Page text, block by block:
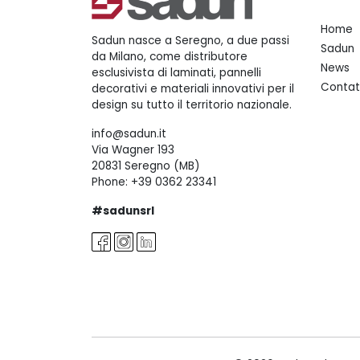
Sadun nasce a Seregno, a due passi
da Milano, come distributore
esclusivista di laminati, pannelli
decorativi e materiali innovativi per il
design su tutto il territorio nazionale.
info@sadun.it
Via Wagner 193
20831 Seregno (MB)
Phone: +39 0362 23341
#sadunsrl
Home
Sadun
News